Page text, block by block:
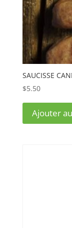
SAUCISSE
$5.50
Ajouter